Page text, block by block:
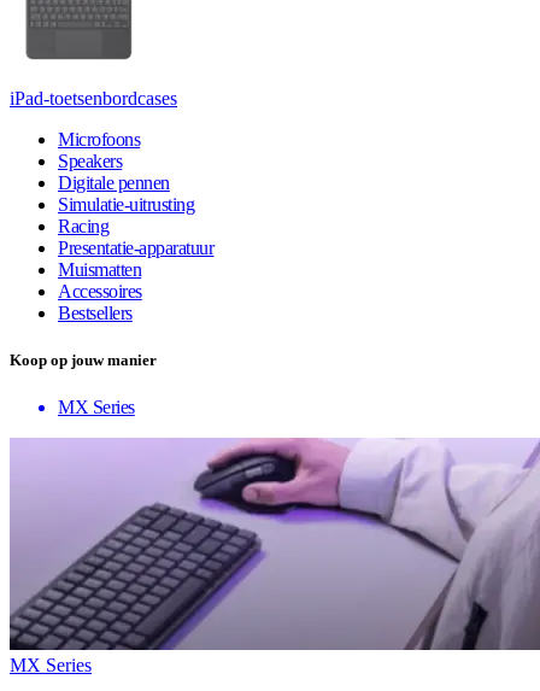
iPad-toetsenbordcases
Microfoons
Speakers
Digitale pennen
Simulatie-uitrusting
Racing
Presentatie-apparatuur
Muismatten
Accessoires
Bestsellers
Koop op jouw manier
MX Series
MX Series